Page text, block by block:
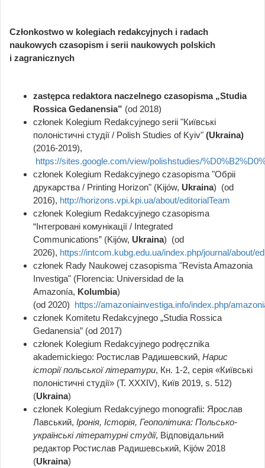
Członkostwo w kolegiach redakcyjnych i radach
naukowych czasopism i serii naukowych polskich
i zagranicznych
zastępca redaktora naczelnego czasopisma „Studia
Rossica Gedanensia” (od 2018)
członek Kolegium Redakcyjnego serii "Київські
полоністичні студії / Polish Studies of Kyiv" (Ukraina)
(2016-2019),
https://sites.google.com/view/polishstudies/
członek Kolegium Redakcyjnego czasopisma "Обрii
друкарства / Printing Horizon" (Kijów, Ukraina) (od
2016), http://horizons.vpi.kpi.ua/about/editorialTeam
członek Kolegium Redakcyjnego czasopisma
“Інтегровані комунікації / Integrated
Communications” (Kijów, Ukraina) (od
2026), https://intcom.kubg.edu.ua/index.php/journal/about/
członek Rady Naukowej czasopisma "Revista Amazonia
Investiga" (Florencia: Universidad de la
Amazonía, Kolumbia)
(od 2020) https://amazoniainvestiga.info/index.php/
członek Komitetu Redakcyjnego „Studia Rossica
Gedanensia” (od 2017)
członek Kolegium Redakcyjnego podręcznika
akademickiego: Ростислав Радишевский, Нарис
iсторiï польськоï лiтератури, Кн. 1-2, серія «Київські
полоністичні студії» (Т. ХХХІV), Киïв 2019, s. 512)
(Ukraina)
członek Kolegium Redakcyjnego monografii: Ярослав
Лавський, Іронія, Історія, Геополітика: Польсько-
українські літературні студії, Відповідальний
редактор Ростислав Радишевський, Kijów 2018
(Ukraina)